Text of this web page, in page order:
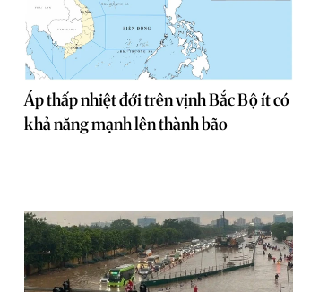
Áp thấp nhiệt đới trên vịnh Bắc Bộ ít có
khả năng mạnh lên thành bão